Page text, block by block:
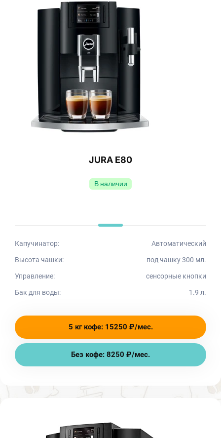
JURA E80
В наличии
Капучинатор: Автоматический
Высота чашки: под чашку 300 мл.
Управление: сенсорные кнопки
Бак для воды: 1.9 л.
5 кг кофе: 15250 ₽/мес.
Без кофе: 8250 ₽/мес.